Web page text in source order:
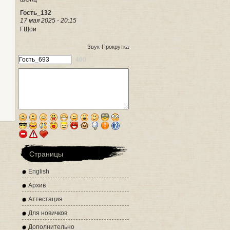
Гость_132
17 мая 2025 - 20:15
ГЩои
Прокрутка
Звук
400
Страницы
English
Архив
Аттестация
Для новичков
Дополнительно